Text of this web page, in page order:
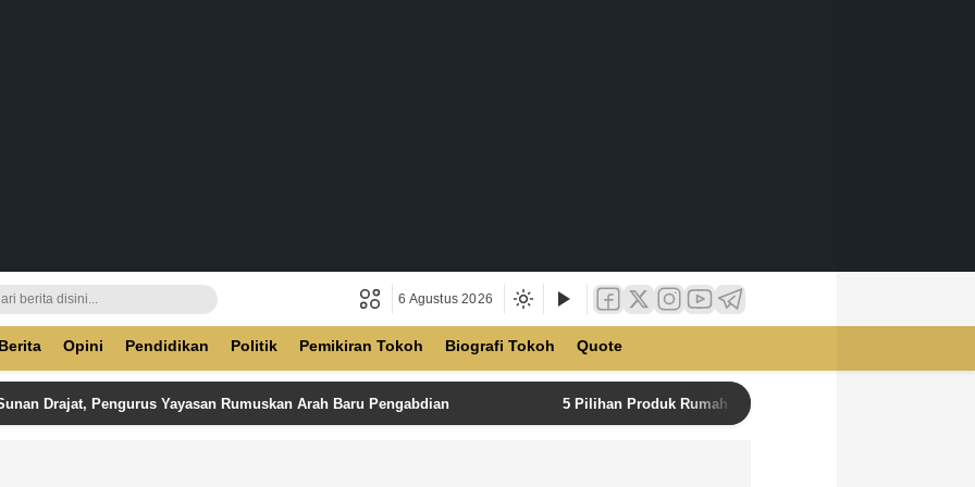
6 Agustus 2026
Berita Opini Pendidikan Politik Pemikiran Tokoh Biografi Tokoh Quote
Drajat, Pengurus Yayasan Rumuskan Arah Baru Pengabdian 5 Pilihan Produk Rumah Tangga Terbaik di Unilever Store